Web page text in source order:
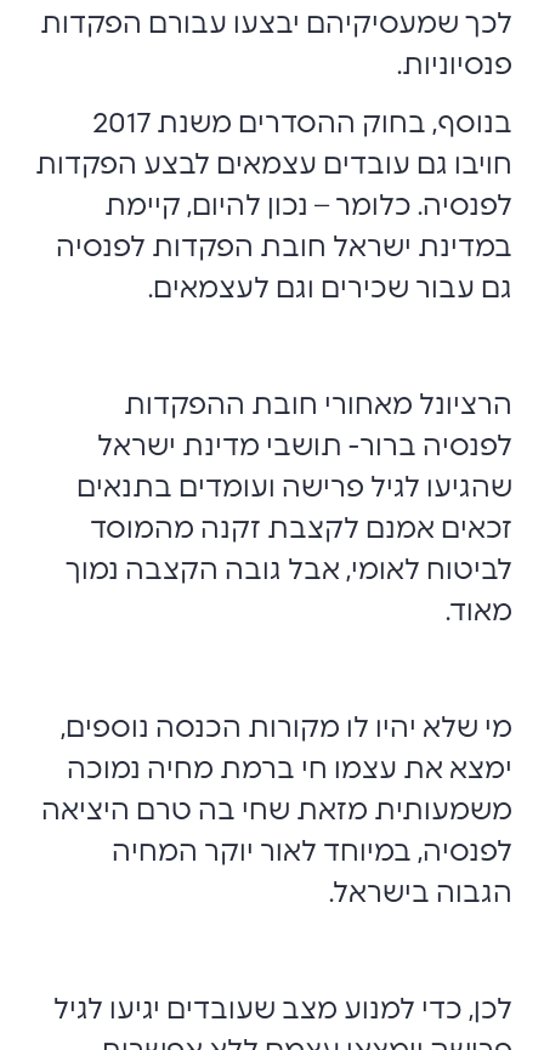
לכך שמעסיקיהם יבצעו עבורם הפקדות
פנסיוניות.
בנוסף, בחוק ההסדרים משנת 2017
חויבו גם עובדים עצמאים לבצע הפקדות
לפנסיה. כלומר – נכון להיום, קיימת
במדינת ישראל חובת הפקדות לפנסיה
גם עבור שכירים וגם לעצמאים.
הרציונל מאחורי חובת ההפקדות
לפנסיה ברור- תושבי מדינת ישראל
שהגיעו לגיל פרישה ועומדים בתנאים
זכאים אמנם לקצבת זקנה מהמוסד
לביטוח לאומי, אבל גובה הקצבה נמוך
מאוד.
מי שלא יהיו לו מקורות הכנסה נוספים,
ימצא את עצמו חי ברמת מחיה נמוכה
משמעותית מזאת שחי בה טרם היציאה
לפנסיה, במיוחד לאור יוקר המחיה
הגבוה בישראל.
לכן, כדי למנוע מצב שעובדים יגיעו לגיל